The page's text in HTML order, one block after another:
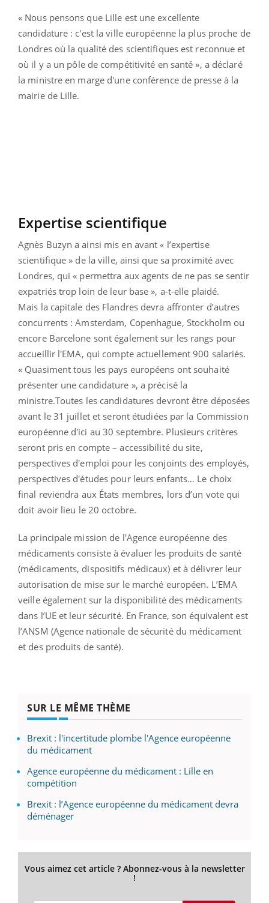
« Nous pensons que Lille est une excellente
candidature : c'est la ville européenne la plus proche de
Londres où la qualité des scientifiques est reconnue et
où il y a un pôle de compétitivité en santé », a déclaré
la ministre en marge d'une conférence de presse à la
mairie de Lille.
Expertise scientifique
Agnès Buzyn a ainsi mis en avant « l’expertise
scientifique » de la ville, ainsi que sa proximité avec
Londres, qui « permettra aux agents de ne pas se sentir
expatriés trop loin de leur base », a-t-elle plaidé.
Mais la capitale des Flandres devra affronter d’autres
concurrents : Amsterdam, Copenhague, Stockholm ou
encore Barcelone sont également sur les rangs pour
accueillir l'EMA, qui compte actuellement 900 salariés.
« Quasiment tous les pays européens ont souhaité
présenter une candidature », a précisé la
ministre.Toutes les candidatures devront être déposées
avant le 31 juillet et seront étudiées par la Commission
européenne d'ici au 30 septembre. Plusieurs critères
seront pris en compte – accessibilité du site,
perspectives d'emploi pour les conjoints des employés,
perspectives d'études pour leurs enfants… Le choix
final reviendra aux États membres, lors d’un vote qui
doit avoir lieu le 20 octobre.
La principale mission de l'Agence européenne des
médicaments consiste à évaluer les produits de santé
(médicaments, dispositifs médicaux) et à délivrer leur
autorisation de mise sur le marché européen. L’EMA
veille également sur la disponibilité des médicaments
dans l’UE et leur sécurité. En France, son équivalent est
l’ANSM (Agence nationale de sécurité du médicament
et des produits de santé).
SUR LE MÊME THÈME
Brexit : l'incertitude plombe l'Agence européenne
du médicament
Agence européenne du médicament : Lille en
compétition
Brexit : l’Agence européenne du médicament devra
déménager
Vous aimez cet article ? Abonnez-vous à la newsletter
!